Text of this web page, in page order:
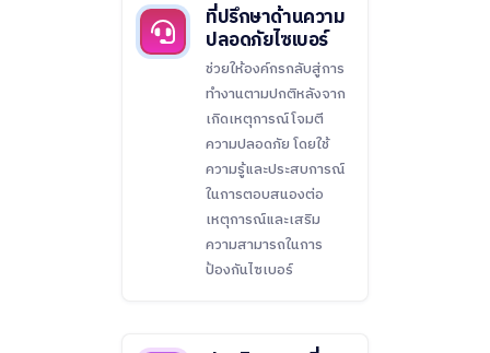
ที่ปรึกษาด้านความ
ปลอดภัยไซเบอร์
ช่วยให้องค์กรกลับสู่การ
ทำงานตามปกติหลังจาก
เกิดเหตุการณ์โจมตี
ความปลอดภัย โดยใช้
ความรู้และประสบการณ์
ในการตอบสนองต่อ
เหตุการณ์และเสริม
ความสามารถในการ
ป้องกันไซเบอร์